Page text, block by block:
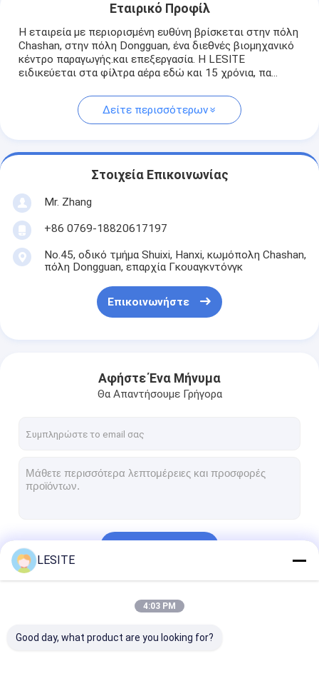
Εταιρικό Προφίλ
Η εταιρεία με περιορισμένη ευθύνη βρίσκεται στην πόλη
Chashan, στην πόλη Dongguan, ένα διεθνές βιομηχανικό
κέντρο παραγωγής.και επεξεργασία. Η LESITE
ειδικεύεται στα φίλτρα αέρα εδώ και 15 χρόνια, πα...
Δείτε περισσότερων
Στοιχεία Επικοινωνίας
Mr. Zhang
+86 0769-18820617197
No.45, οδικό τμήμα Shuixi, Hanxi, κωμόπολη Chashan,
πόλη Dongguan, επαρχία Γκουαγκντόνγκ
Επικοινωνήστε
Αφήστε Ένα Μήνυμα
Θα Απαντήσουμε Γρήγορα
LESITE
4:03 PM
Good day, what product are you looking for?